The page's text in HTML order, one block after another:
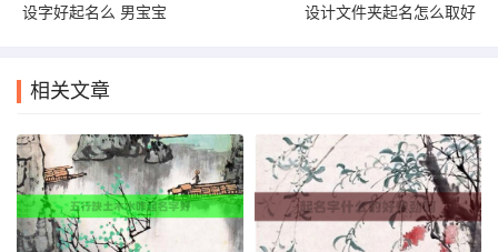
设字好起名么 男宝宝
设计文件夹起名怎么取好
相关文章